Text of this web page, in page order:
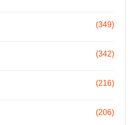
(349)
(342)
(216)
(206)